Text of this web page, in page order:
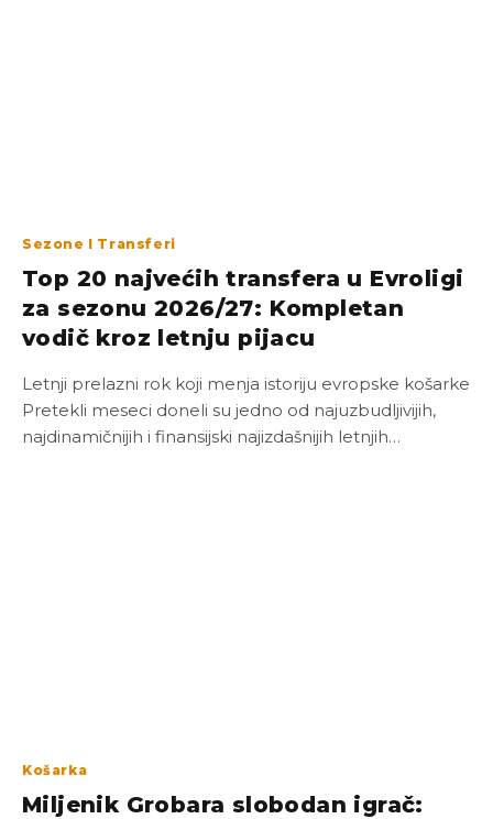
Sezone I Transferi
Top 20 najvećih transfera u Evroligi
za sezonu 2026/27: Kompletan
vodič kroz letnju pijacu
Letnji prelazni rok koji menja istoriju evropske košarke
Pretekli meseci doneli su jedno od najuzbudljivijih,
najdinamičnijih i finansijski najizdašnijih letnjih…
Košarka
Miljenik Grobara slobodan igrač: